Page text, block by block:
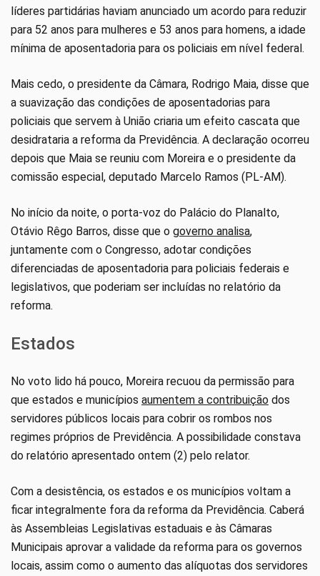
líderes partidárias haviam anunciado um acordo para reduzir
para 52 anos para mulheres e 53 anos para homens, a idade
mínima de aposentadoria para os policiais em nível federal.
Mais cedo, o presidente da Câmara, Rodrigo Maia, disse que
a suavização das condições de aposentadorias para
policiais que servem à União criaria um efeito cascata que
desidrataria a reforma da Previdência. A declaração ocorreu
depois que Maia se reuniu com Moreira e o presidente da
comissão especial, deputado Marcelo Ramos (PL-AM).
No início da noite, o porta-voz do Palácio do Planalto,
Otávio Rêgo Barros, disse que o governo analisa,
juntamente com o Congresso, adotar condições
diferenciadas de aposentadoria para policiais federais e
legislativos, que poderiam ser incluídas no relatório da
reforma.
Estados
No voto lido há pouco, Moreira recuou da permissão para
que estados e municípios aumentem a contribuição dos
servidores públicos locais para cobrir os rombos nos
regimes próprios de Previdência. A possibilidade constava
do relatório apresentado ontem (2) pelo relator.
Com a desistência, os estados e os municípios voltam a
ficar integralmente fora da reforma da Previdência. Caberá
às Assembleias Legislativas estaduais e às Câmaras
Municipais aprovar a validade da reforma para os governos
locais, assim como o aumento das alíquotas dos servidores